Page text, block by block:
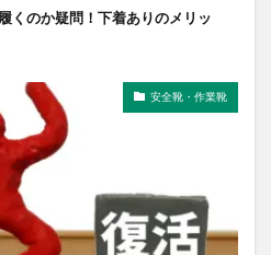
くのか疑問！下着ありのメリッ
安全靴・作業靴